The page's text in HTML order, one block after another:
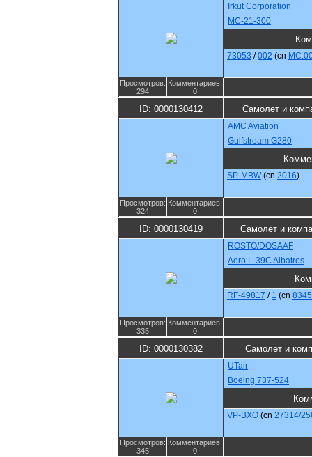
Irkut Corporation
МС-21-300
73053 /002 (cn
Просмотров:
294
Комментариев:
0
ID: 0000130412 Самолет и
AMC Aviation
Gulfstream G280
SP-MBW (cn 2016)
Просмотров:
324
Комментариев:
0
ID: 0000130419 Самолет и
ROSTO/DOSAAF
Aero L-39C Albatros
RF-49817 / 1 (cn
Просмотров:
335
Комментариев:
0
ID: 0000130382 Самолет и
UTair
Boeing 737-524
VP-BXO (cn 27314/
Просмотров:
345
Комментариев:
0